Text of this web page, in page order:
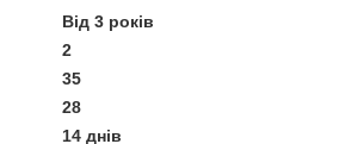
Від 3 років
2
35
28
14 днів